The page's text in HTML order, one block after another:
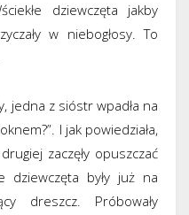
dziewczęta jakby
w niebogłosy. To
jedna z sióstr wpadła na
I jak powiedziała,
zaczęły opuszczać
dziewczęta były już na
dreszcz. Próbowały